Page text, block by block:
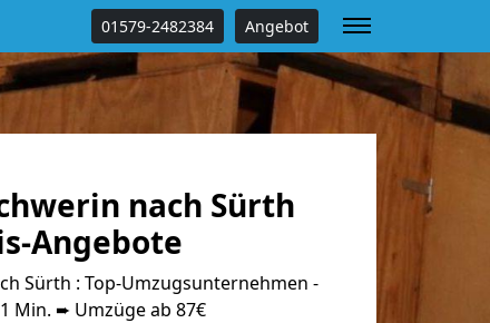
01579-2482384 Angebot
nach Sürth
Angebote
Sürth : Top-Umzugsunternehmen -
Min. ➨ Umzüge ab 87€